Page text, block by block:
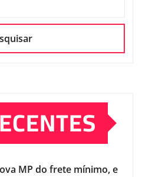
MP do frete mínimo, e